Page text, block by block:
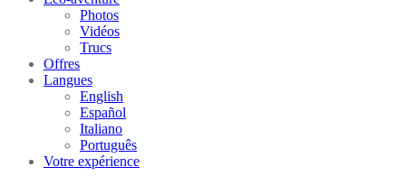
Photos
Vidéos
Trucs
Offres
Langues
English
Español
Italiano
Português
Votre expérience